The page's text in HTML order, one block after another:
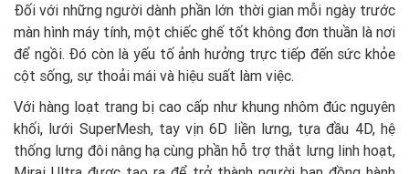
Đối với những người dành phần lớn thời gian mỗi ngày trước
màn hình máy tính, một chiếc ghế tốt không đơn thuần là nơi
để ngồi. Đó còn là yếu tố ảnh hưởng trực tiếp đến sức khỏe
cột sống, sự thoải mái và hiệu suất làm việc.
Với hàng loạt trang bị cao cấp như khung nhôm đúc nguyên
khối, lưới SuperMesh, tay vịn 6D liền lưng, tựa đầu 4D, hệ
thống lưng đôi nâng hạ cùng phần hỗ trợ thắt lưng linh hoạt,